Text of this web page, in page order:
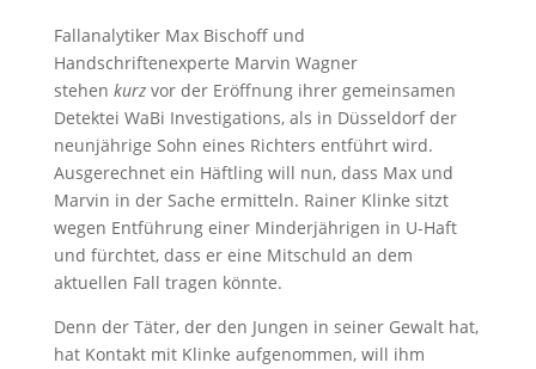
Fallanalytiker Max Bischoff und
Handschriftenexperte Marvin Wagner
stehen kurzvor der Eröffnung ihrer gemeinsamen
Detektei WaBi Investigations, als in Düsseldorf der
neunjährige Sohn eines Richters entführt wird.
Ausgerechnet ein Häftling will nun, dass Max und
Marvin in der Sache ermitteln. Rainer Klinke sitzt
wegen Entführung einer Minderjährigen in U-Haft
und fürchtet, dass er eine Mitschuld an dem
aktuellen Fall tragen könnte.
Denn der Täter, der den Jungen in seiner Gewalt hat,
hat Kontakt mit Klinke aufgenommen, will ihm